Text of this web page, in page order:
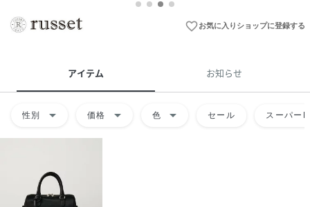
favorite_borderお気に入りショップに登録する
アイテム お知らせ
性別 arrow_drop_down 価格 arrow_drop_down 色 arrow_drop_down セール スーパー